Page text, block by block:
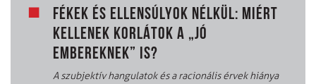
FÉKEK ÉS ELLENSÚLYOK NÉLKÜL: MIÉRT
KELLENEK KORLÁTOK A „JÓ
EMBEREKNEK” IS?
A szubjektív hangulatok és a racionális érvek hiánya